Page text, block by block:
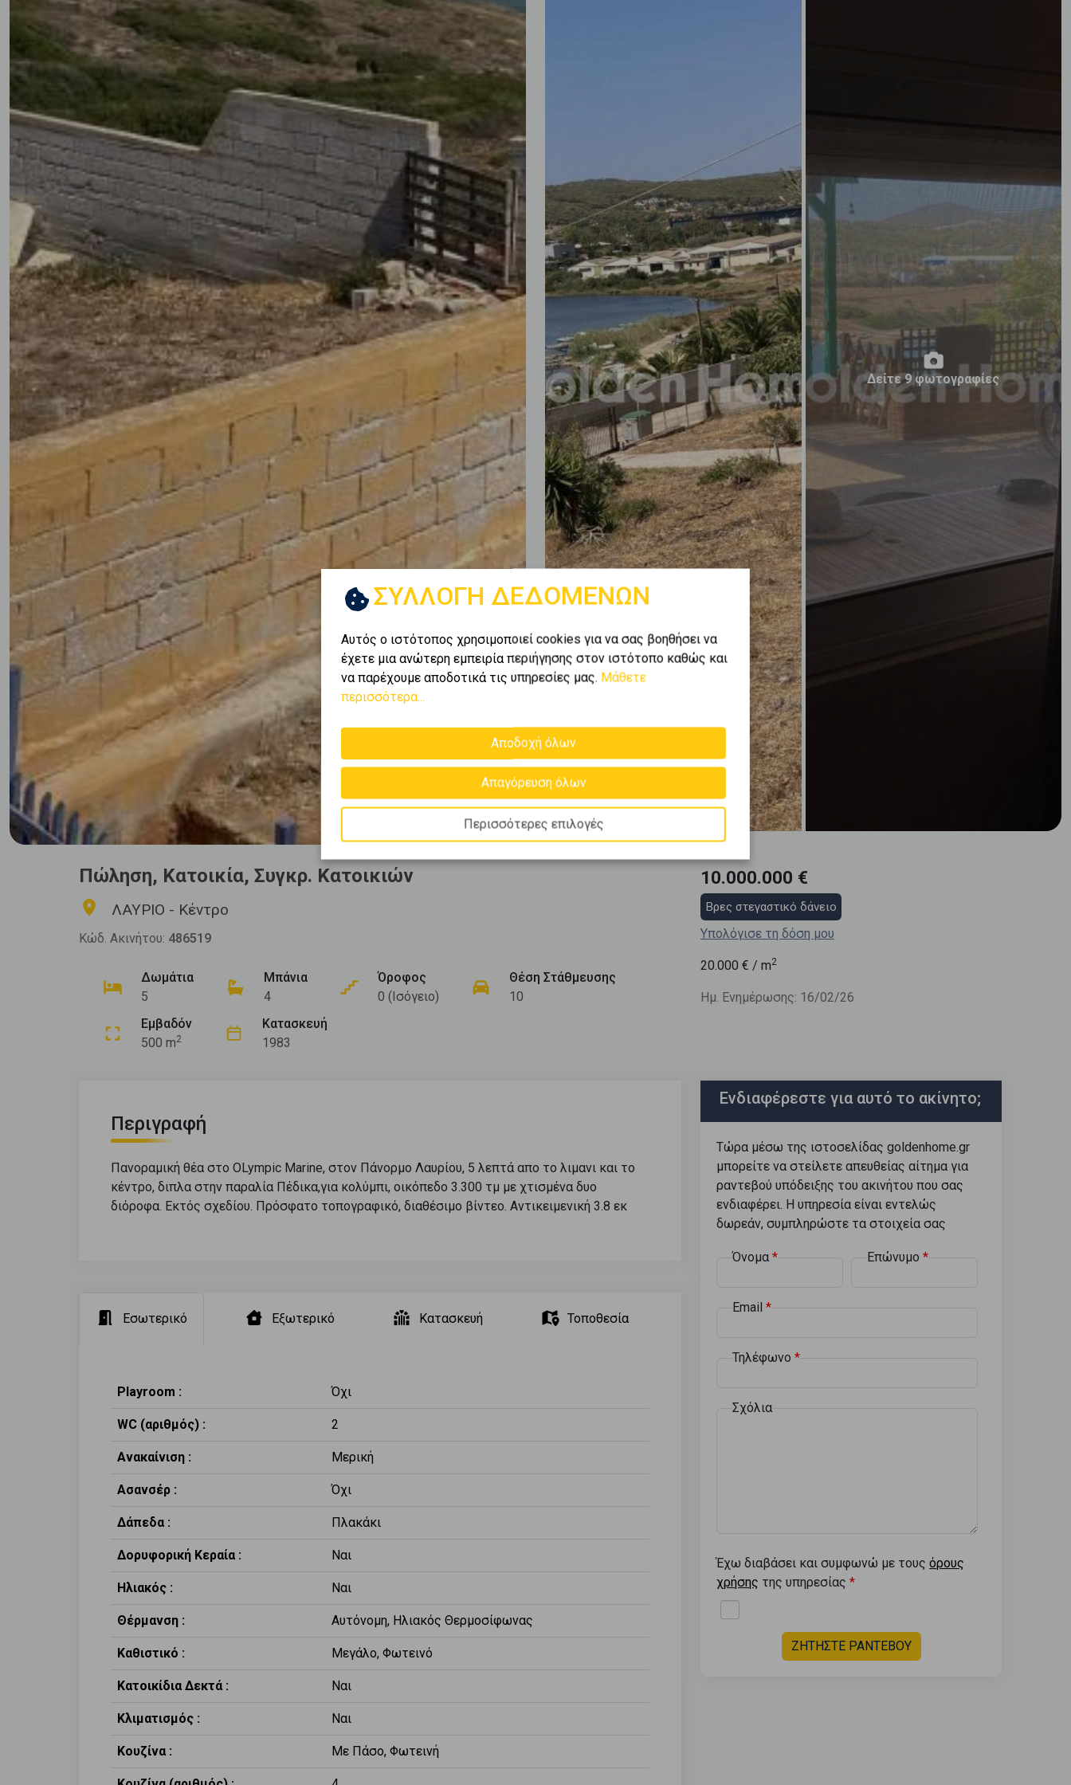
Δείτε 9 φωτογραφίες
Πώληση, Κατοικία, Συγκρ. Κατοικιών
ΛΑΥΡΙΟ - Κέντρο
Κώδ. Ακινήτου: 486519
Δωμάτια
5
Μπάνια
4
Όροφος
0 (Ισόγειο)
Θέση Στάθμευσης
10
Εμβαδόν
500 m2
Κατασκευή
1983
10.000.000 €
Βρες στεγαστικό δάνειο
Υπολόγισε τη δόση μου
20.000 € / m2
Ημ. Ενημέρωσης: 16/02/26
Περιγραφή
Πανοραμική θέα στο OLympic Marine, στον Πάνορμο Λαυρίου, 5 λεπτά απο το λιμανι και το
κέντρο, διπλα στην παραλία Πέδικα,για κολύμπι, οικόπεδο 3.300 τμ με χτισμένα δυο
διόροφα. Εκτός σχεδίου. Πρόσφατο τοπογραφικό, διαθέσιμο βίντεο. Αντικειμενική 3.8 εκ
Ενδιαφέρεστε για αυτό το ακίνητο;
Τώρα μέσω της ιστοσελίδας goldenhome.gr
μπορείτε να στείλετε απευθείας αίτημα για
ραντεβού υπόδειξης του ακινήτου που σας
ενδιαφέρει. Η υπηρεσία είναι εντελώς
δωρεάν, συμπληρώστε τα στοιχεία σας
Όνομα Επώνυμο
Email
Τηλέφωνο
Σχόλια
Έχω διαβάσει και συμφωνώ με τους όρους
χρήσης της υπηρεσίας
ΖΗΤΗΣΤΕ ΡΑΝΤΕΒΟΥ
Εσωτερικό Εξωτερικό Κατασκευή Τοποθεσία
Playroom : Όχι
WC (αριθμός) : 2
Ανακαίνιση : Μερική
Ασανσέρ : Όχι
Δάπεδα : Πλακάκι
Δορυφορική Κεραία : Ναι
Ηλιακός : Ναι
Θέρμανση : Αυτόνομη, Ηλιακός Θερμοσίφωνας
Καθιστικό : Μεγάλο, Φωτεινό
Κατοικίδια Δεκτά : Ναι
Κλιματισμός : Ναι
Κουζίνα : Με Πάσο, Φωτεινή
ΣΥΛΛΟΓΗ ΔΕΔΟΜΕΝΩΝ
Αυτός ο ιστότοπος χρησιμοποιεί cookies για να σας βοηθήσει να
έχετε μια ανώτερη εμπειρία περιήγησης στον ιστότοπο καθώς και
να παρέχουμε αποδοτικά τις υπηρεσίες μας. Μάθετε
περισσότερα...
Αποδοχή όλων
Απαγόρευση όλων
Περισσότερες επιλογές